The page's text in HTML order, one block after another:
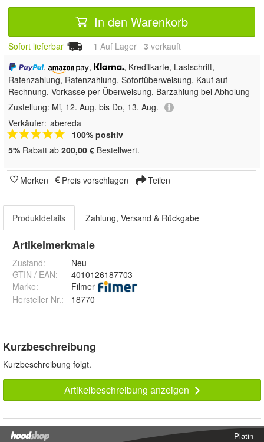
In den Warenkorb
Sofort lieferbar 1 Auf Lager 3 verkauft
,
,
, Kreditkarte, Lastschrift,
Ratenzahlung, Ratenzahlung, Sofortüberweisung, Kauf auf
Rechnung, Vorkasse per Überweisung, Barzahlung bei Abholung
Zustellung: Mi, 12. Aug. bis Do, 13. Aug.
Verkäufer: abereda
100% positiv
5% Rabatt ab 200,00 € Bestellwert.
Merken Preis vorschlagen Teilen
Produktdetails Zahlung, Versand & Rückgabe
Artikelmerkmale
Zustand:
Neu
GTIN / EAN:
4010126187703
Marke:
Filmer
Hersteller Nr.:
18770
Kurzbeschreibung
Kurzbeschreibung folgt.
Artikelbeschreibung anzeigen
Platin